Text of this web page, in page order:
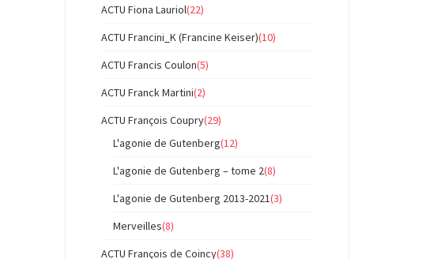
ACTU Fiona Lauriol(22)
ACTU Francini_K (Francine Keiser)(10)
ACTU Francis Coulon(5)
ACTU Franck Martini(2)
ACTU François Coupry(29)
L'agonie de Gutenberg(12)
L'agonie de Gutenberg – tome 2(8)
L'agonie de Gutenberg 2013-2021(3)
Merveilles(8)
ACTU François de Coincy(38)